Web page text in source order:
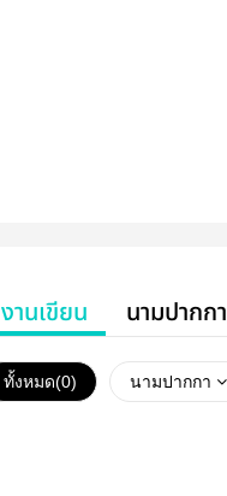
งานเขียน นามปากกา
ทั้งหมด(0) นามปากกา